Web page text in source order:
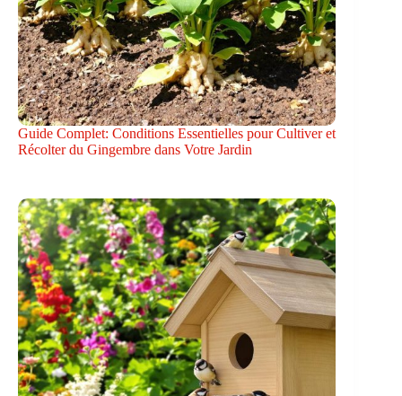
Guide Complet: Conditions Essentielles pour Cultiver et
Récolter du Gingembre dans Votre Jardin